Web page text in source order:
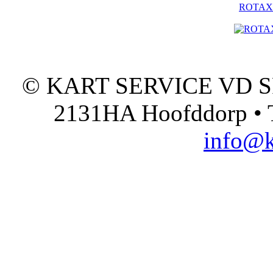
ROTAX
© KART SERVICE VD
2131HA Hoofddorp •